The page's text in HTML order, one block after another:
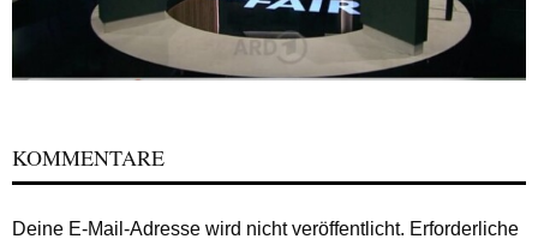
KOMMENTARE
Deine E-Mail-Adresse wird nicht veröffentlicht. Erforderliche